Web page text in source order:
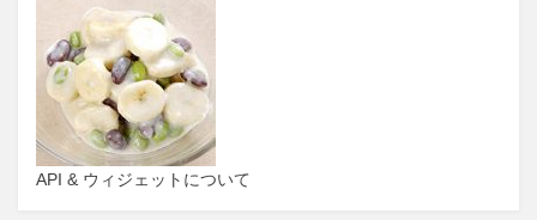
API & ウィジェットについて